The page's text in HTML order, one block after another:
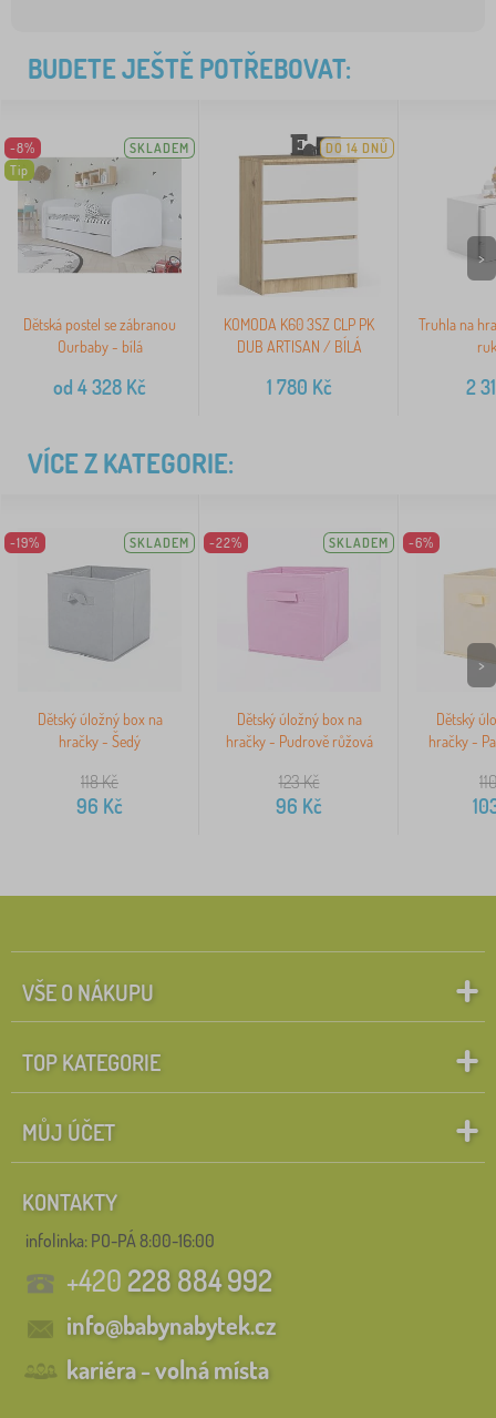
BUDETE JEŠTĚ POTŘEBOVAT:
-8%
Tip
SKLADEM
Dětská postel se zábranou
Ourbaby - bílá
od 4 328 Kč
DO 14 DNŮ
KOMODA K60 3SZ CLP PK
DUB ARTISAN / BÍLÁ
1 780 Kč
Truhla na
2
>
VÍCE Z KATEGORIE:
-19% SKLADEM
Dětský úložný box na
hračky - Šedý
118Kč
96 Kč
-22% SKLADEM
Dětský úložný box na
hračky - Pudrově růžová
123Kč
96 Kč
-6%
Dětský
hračky -
110
>
VŠE O NÁKUPU
TOP KATEGORIE
MŮJ ÚČET
KONTAKTY
infolinka: PO-PÁ 8:00-16:00
+420228 884 992
info@babynabytek.cz
kariéra - volná místa